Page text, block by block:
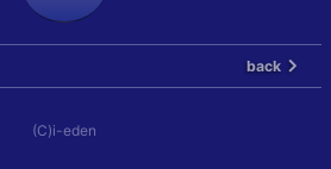
back
(C)i-eden